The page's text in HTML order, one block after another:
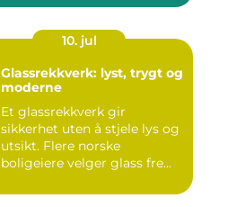
10. jul
Glassrekkverk: lyst, trygt og
moderne
Et glassrekkverk gir
sikkerhet uten å stjele lys og
utsikt. Flere norske
boligeiere velger glass fre...